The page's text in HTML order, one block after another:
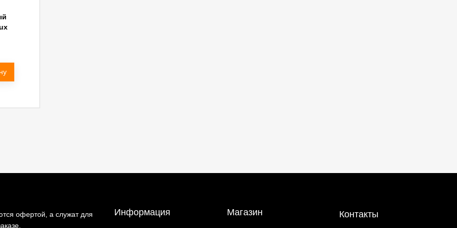
офертой, а служат для
Информация Магазин Контакты